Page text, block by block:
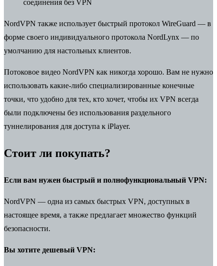
соединения без VPN
NordVPN также использует быстрый протокол WireGuard — в
форме своего индивидуального протокола NordLynx — по
умолчанию для настольных клиентов.
Потоковое видео NordVPN как никогда хорошо. Вам не нужно
использовать какие-либо специализированные конечные
точки, что удобно для тех, кто хочет, чтобы их VPN всегда
были подключены без использования раздельного
туннелирования для доступа к iPlayer.
Стоит ли покупать?
Если вам нужен быстрый и полнофункциональный VPN:
NordVPN — одна из самых быстрых VPN, доступных в
настоящее время, а также предлагает множество функций
безопасности.
Вы хотите дешевый VPN: